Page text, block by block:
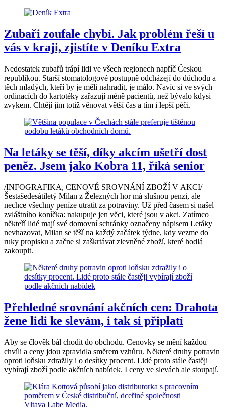
Zubaři zoufale chybí. Jak problém řeší u
vás v kraji, zjistíte v Deníku Extra
Nedostatek zubařů trápí lidi ve všech regionech napříč Českou
republikou. Starší stomatologové postupně odcházejí do důchodu a
těch mladých, kteří by je měli nahradit, je málo. Navíc si ve svých
ordinacích do kartotéky zařazují méně pacientů, než bývalo kdysi
zvykem. Chtějí jim totiž věnovat větší čas a tím i lepší péči.
Na letáky se těší, díky akcím ušetří dost
peněz. Jsem jako Kobra 11, říká senior
/INFOGRAFIKA, CENOVÉ SROVNÁNÍ ZBOŽÍ V AKCI/
Šestašedesátiletý Milan z Železných hor má slušnou penzi, ale
nechce všechny peníze utratit za potraviny. Už před časem si našel
zvláštního koníčka: nakupuje jen věci, které jsou v akci. Zatímco
někteří lidé mají své domovní schránky označeny nápisem Letáky
nevhazovat, Milan se těší na každý začátek týdne, kdy vezme do
ruky propisku a začne si zaškrtávat zlevněné zboží, které hodlá
zakoupit.
Přehledné srovnání akčních cen: Drahota
žene lidi ke slevám, i tak si připlatí
Aby se člověk bál chodit do obchodu. Cenovky se mění každou
chvíli a ceny jdou zpravidla směrem vzhůru. Některé druhy potravin
oproti loňsku zdražily i o desítky procent. Lidé proto stále častěji
vybírají zboží podle akčních nabídek. I ceny ve slevách ale stoupají.